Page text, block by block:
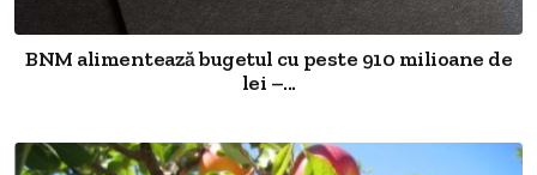
BNM alimentează bugetul cu peste 910 milioane de
lei –...